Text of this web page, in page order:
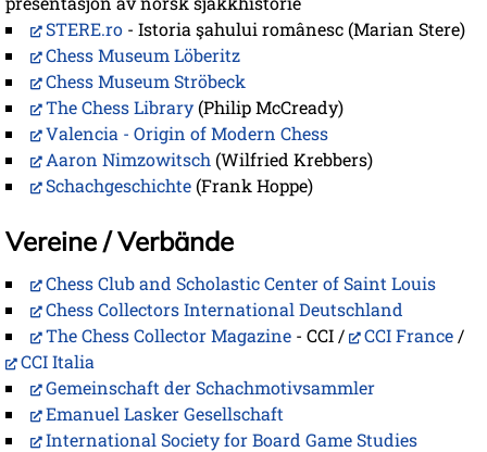
STERE.ro - Istoria şahului românesc (Marian Stere)
Chess Museum Löberitz
Chess Museum Ströbeck
The Chess Library(Philip McCready)
Valencia - Origin of Modern Chess
Aaron Nimzowitsch (Wilfried Krebbers)
Schachgeschichte(Frank Hoppe)
Vereine / Verbände
Chess Club and Scholastic Center of Saint Louis
Chess Collectors International Deutschland
The Chess Collector Magazine - CCI / CCI France /
CCI Italia
Gemeinschaft der Schachmotivsammler
Emanuel Lasker Gesellschaft
International Society for Board Game Studies